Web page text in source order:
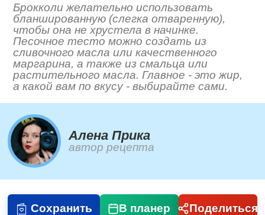
Брокколи желательно использовать
бланшированную (слегка отваренную),
чтобы она не хрустела в начинке.
Песочное тесто можно создать из
сливочного масла или качественного
маргарина, а также из смальца или
растительного масла. Главное - это жир,
а какой вам по вкусу - выбирайте сами.
Алена Прика
автор рецепта
Сохранить В планер Поделиться